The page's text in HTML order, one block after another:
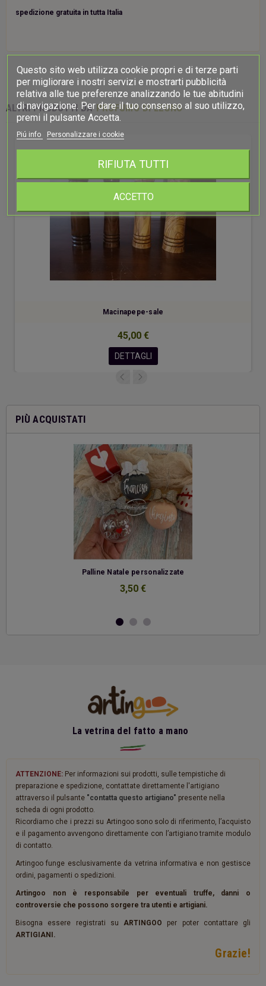
PIÙ ACQUISTATI
Palline Natale personalizzate
3,50 €
spedizione gratuita in tutta Italia
ALTRI PRODOTTI DA PROFUMO DI LEGNO
Macinapepe-sale
45,00 €
DETTAGLI
La vetrina del fatto a mano
ATTENZIONE: Per informazioni sui prodotti, sulle tempistiche di
preparazione e spedizione, contattate direttamente l'artigiano
attraverso il pulsante "contatta questo artigiano" presente nella
scheda di ogni prodotto.
Ricordiamo che i prezzi su Artingoo sono solo di riferimento, l’acquisto
e il pagamento avvengono direttamente con l’artigiano tramite modulo
di contatto.
Artingoo funge esclusivamente da vetrina informativa e non gestisce
ordini, pagamenti o spedizioni.
Artingoo non è responsabile per eventuali truffe, danni o
controversie che possono sorgere tra utenti e artigiani.
Bisogna essere registrati su ARTINGOO per poter contattare gli
ARTIGIANI.
Grazie!
Questo sito web utilizza cookie propri e di terze parti
per migliorare i nostri servizi e mostrarti pubblicità
relativa alle tue preferenze analizzando le tue abitudini
di navigazione. Per dare il tuo consenso al suo utilizzo,
premi il pulsante Accetta.
Piú info Personalizzare i cookie
RIFIUTA TUTTI
ACCETTO